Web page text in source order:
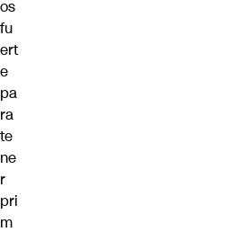
os
fu
ert
e
pa
ra
te
ne
r
pri
m